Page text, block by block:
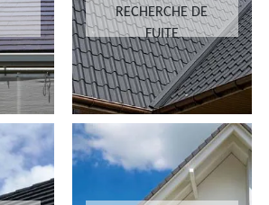
RECHERCHE DE
FUITE